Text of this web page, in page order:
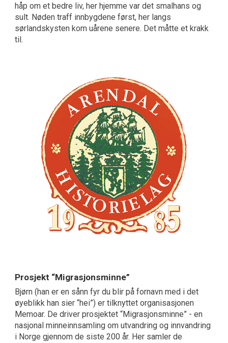
håp om et bedre liv, her hjemme var det smalhans og
sult. Nøden traff innbygdene først, her langs
sørlandskysten kom uårene senere. Det måtte et krakk
til.
Prosjekt “Migrasjonsminne”
Bjørn (han er en sånn fyr du blir på fornavn med i det
øyeblikk han sier “hei”) er tilknyttet organisasjonen
Memoar. De driver prosjektet “Migrasjonsminne” - en
nasjonal minneinnsamling om utvandring og innvandring
i Norge gjennom de siste 200 år. Her samler de